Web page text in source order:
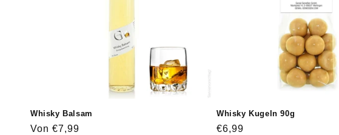
Whisky Balsam
Normaler
Von €7,99
Whisky Kugeln 90g
Normaler
€6,99